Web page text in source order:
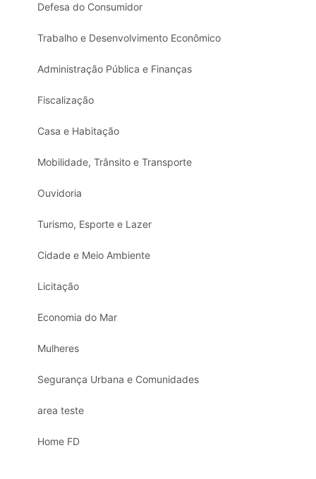
Defesa do Consumidor
Trabalho e Desenvolvimento Econômico
Administração Pública e Finanças
Fiscalização
Casa e Habitação
Mobilidade, Trânsito e Transporte
Ouvidoria
Turismo, Esporte e Lazer
Cidade e Meio Ambiente
Licitação
Economia do Mar
Mulheres
Segurança Urbana e Comunidades
area teste
Home FD